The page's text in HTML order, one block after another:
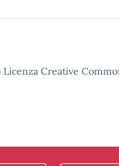
Creative